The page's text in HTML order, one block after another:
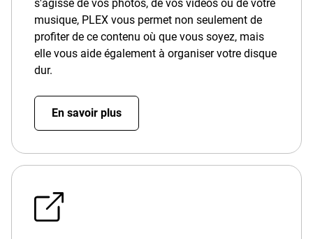
s'agisse de vos photos, de vos vidéos ou de votre
musique, PLEX vous permet non seulement de
profiter de ce contenu où que vous soyez, mais
elle vous aide également à organiser votre disque
dur.
En savoir plus